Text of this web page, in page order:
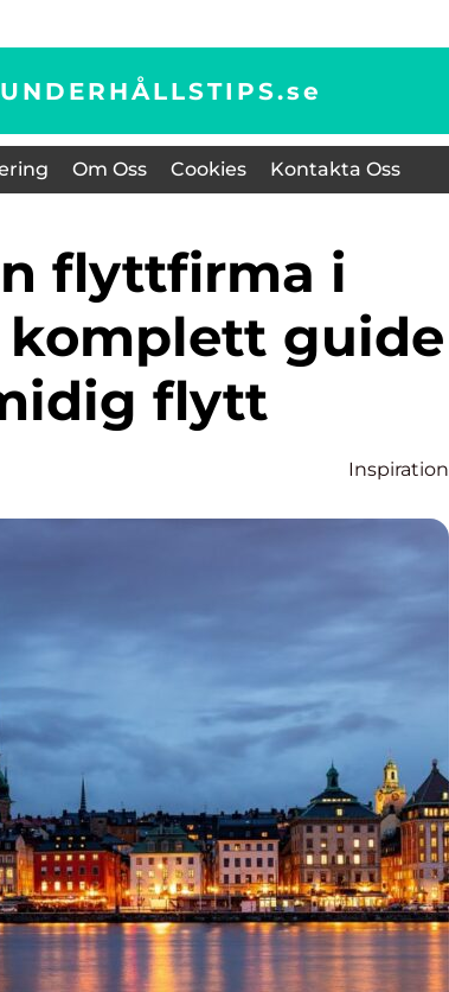
UNDERHÅLLSTIPS.se
Om Oss Cookies Kontakta Oss
komplett guide
flytt
Inspiration